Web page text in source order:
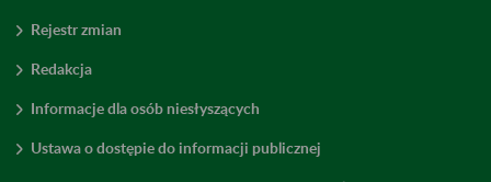
Rejestr zmian
Redakcja
Informacje dla osób niesłyszących
Ustawa o dostępie do informacji publicznej